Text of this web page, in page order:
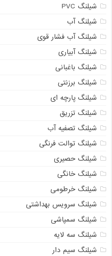
شیلنگ PVC
شیلنگ آب
شیلنگ آب فشار قوی
شیلنگ آبیاری
شیلنگ باغبانی
شیلنگ برزنتی
شیلنگ پارچه ای
شیلنگ تزریق
شیلنگ تصفیه آب
شیلنگ توالت فرنگی
شیلنگ حصیری
شیلنگ خانگی
شیلنگ خرطومی
شیلنگ سرویس بهداشتی
شیلنگ سمپاشی
شیلنگ سه لایه
شیلنگ سیم دار